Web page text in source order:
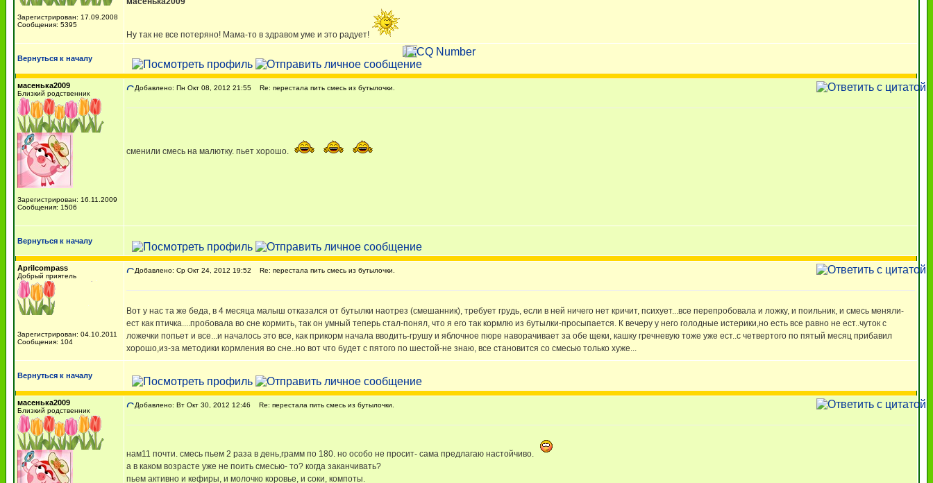
Зарегистрирован: 17.09.2008
Сообщения: 5395
Ну так не все потеряно! Мама-то в здравом уме и это радует!
Вернуться к началу
масенька2009
Близкий родственник
Зарегистрирован: 16.11.2009
Сообщения: 1506
Добавлено: Пн Окт 08, 2012 21:55 Re: перестала пить смесь из бутылочки.
сменили смесь на малютку. пьет хорошо.
Вернуться к началу
Aprilcompass
Добрый приятель
Зарегистрирован: 04.10.2011
Сообщения: 104
Добавлено: Ср Окт 24, 2012 19:52 Re: перестала пить смесь из бутылочки.
Вот у нас та же беда, в 4 месяца малыш отказался от бутылки наотрез (смешанник), требует грудь, если в ней ничего нет кричит, психует...все перепробовала и ложку, и поильник, и смесь меняли-
ест как птичка....пробовала во сне кормить, так он умный теперь стал-понял, что я его так кормлю из бутылки-просыпается. К вечеру у него голодные истерики,но есть все равно не ест..чуток с
ложечки попьет и все...и началось это все, как прикорм начала вводить-грушу и яблочное пюре наворачивает за обе щеки, кашку гречневую тоже уже ест..с четвертого по пятый месяц прибавил
хорошо,из-за методики кормления во сне..но вот что будет с пятого по шестой-не знаю, все становится со смесью только хуже...
Вернуться к началу
масенька2009
Близкий родственник
Добавлено: Вт Окт 30, 2012 12:46 Re: перестала пить смесь из бутылочки.
нам11 почти. смесь пьем 2 раза в день,грамм по 180. но особо не просит- сама предлагаю настойчиво.
а в каком возрасте уже не поить смесью- то? когда заканчивать?
пьем активно и кефиры, и молочко коровье, и соки, компоты.